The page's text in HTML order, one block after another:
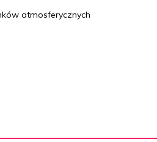
atmosferycznych